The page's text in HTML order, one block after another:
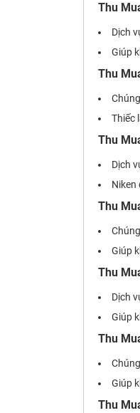
Thu
Dịch
Giúp
Thu
Thiếc
Thu
Dịch
Niken
Thu
Giúp
Thu
Dịch
Giúp
Thu
Giúp
Thu